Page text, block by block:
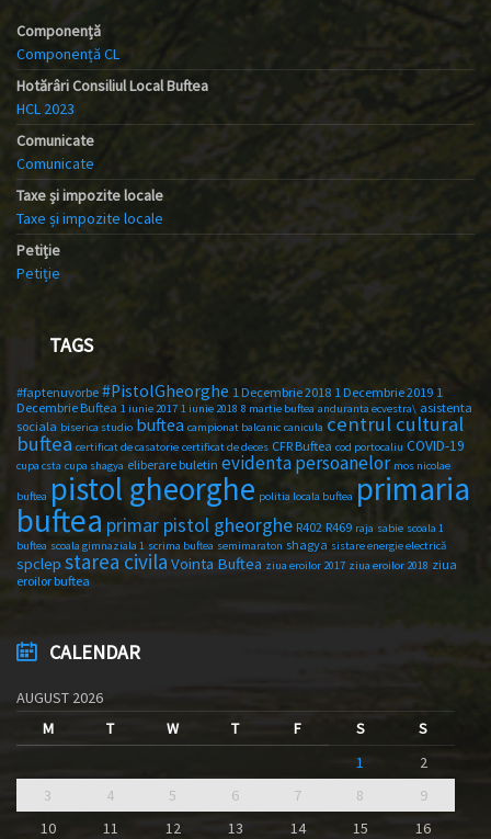
Componență
Componență CL
Hotărâri Consiliul Local Buftea
HCL 2023
Comunicate
Comunicate
Taxe și impozite locale
Taxe și impozite locale
Petiție
Petiție
TAGS
#faptenuvorbe #PistolGheorghe 1 Decembrie 2018 1 Decembrie 2019 1
Decembrie Buftea 1 iunie 2017 1 iunie 2018 8 martie buftea anduranta ecvestra\ asistenta
sociala biserica studio buftea campionat balcanic canicula centrul cultural
buftea certificat de casatorie certificat de deces CFR Buftea cod portocaliu COVID-19
cupa csta cupa shagya eliberare buletin evidenta persoanelor mos nicolae
buftea pistol gheorghe politia locala buftea primaria
buftea primar pistol gheorghe R402 R469 raja sabie scoala 1
buftea scoala gimnaziala 1 scrima buftea semimaraton shagya sistare energie electrică
spclep starea civila Vointa Buftea ziua eroilor 2017 ziua eroilor 2018 ziua
eroilor buftea
CALENDAR
AUGUST 2026
M
T W T F S
S
1
2
3
4 5 6 7 8
9
10
11 12 13 14 15 16